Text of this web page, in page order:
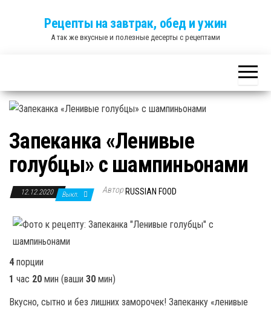
Рецепты на завтрак, обед и ужин
А так же вкусные и полезные десерты с рецептами
Запеканка «Ленивые
голубцы» с шампиньонами
12.12.2020 Выкл. Автор RUSSIAN FOOD
4 порции
1 час 20 мин (ваши 30 мин)
Вкусно, сытно и без лишних заморочек! Запеканку «ленивые